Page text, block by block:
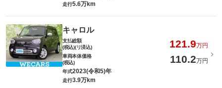
走行5.6万km
キャロル
支払総額
(税込)(リ済込)
121.9万円
車両本体価格
(税込)
110.2万円
年式2023(令和5)年
走行3.9万km